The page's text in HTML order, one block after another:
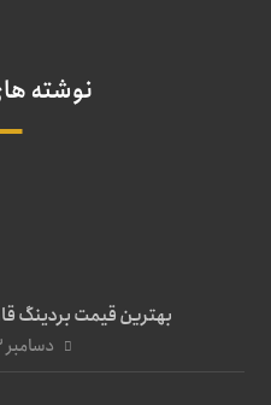
نوشته
بهترین قیمت بردینگ قارچ 1 کیلویی در
دسامبر ۲۲, ۲۰۲۵